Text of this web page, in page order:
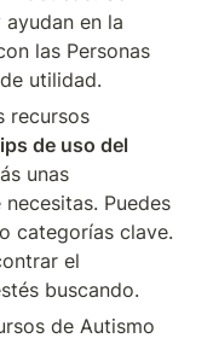
en la
las Personas
utilidad.
recursos
de uso del
unas
categorías clave.
el
buscando.
de Autismo